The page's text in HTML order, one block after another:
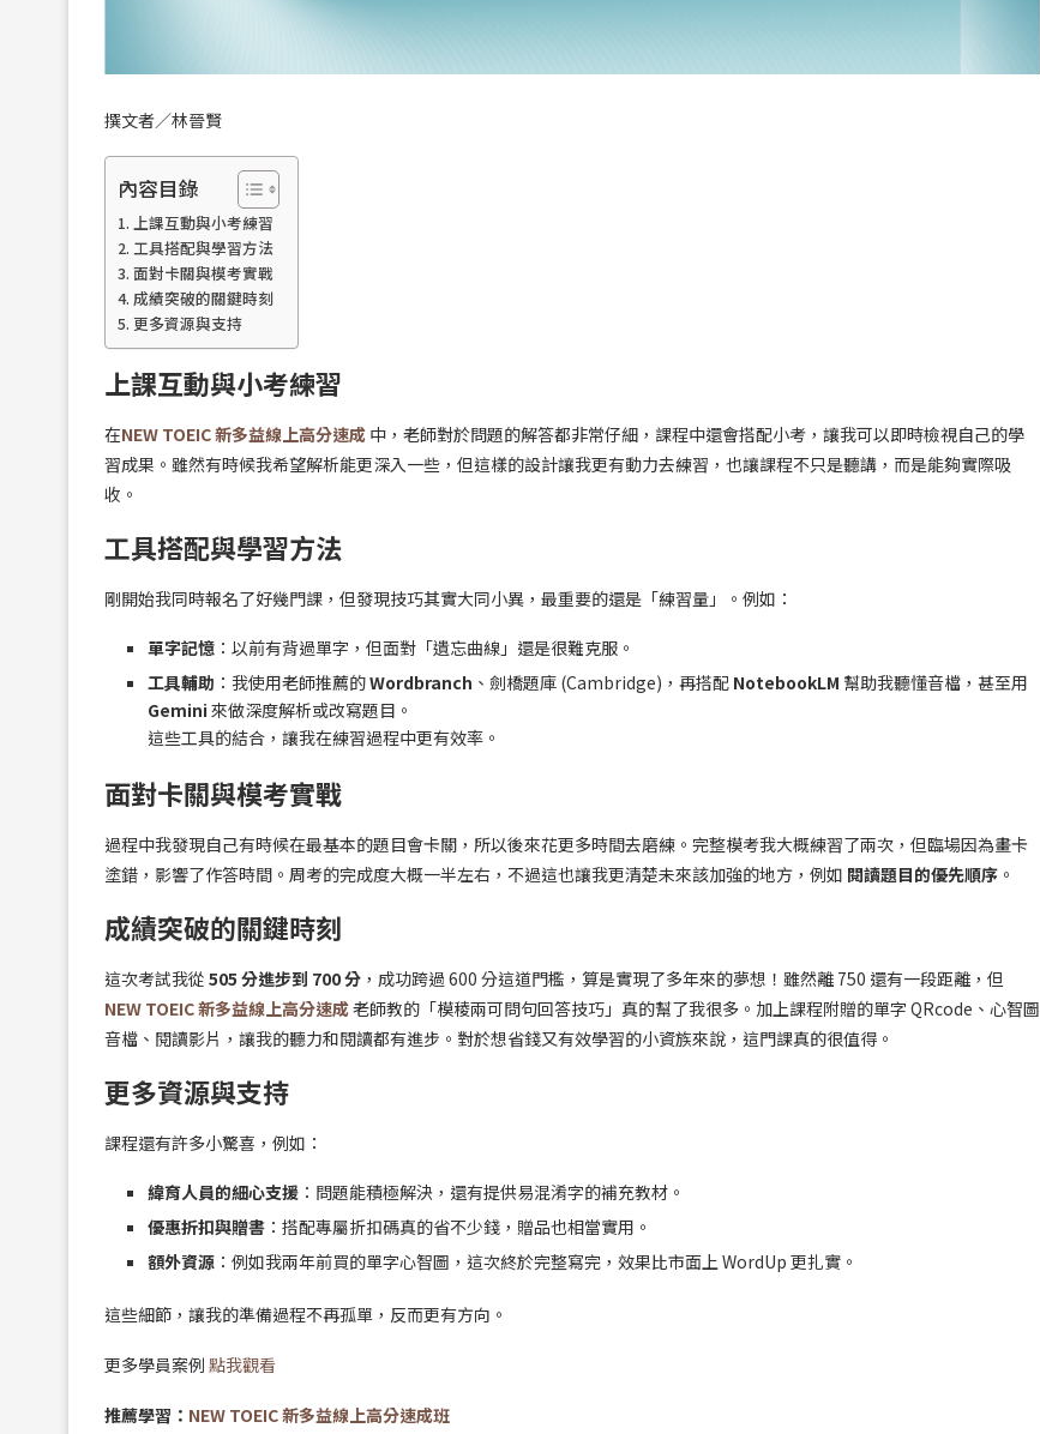
撰文者／林晉賢
內容目錄
上課互動與小考練習
工具搭配與學習方法
面對卡關與模考實戰
成績突破的關鍵時刻
更多資源與支持
上課互動與小考練習
在NEW TOEIC 新多益線上高分速成 中，老師對於問題的解答都非常仔細，課程中還會搭配小考，讓我可以即時檢視自己的學
習成果。雖然有時候我希望解析能更深入一些，但這樣的設計讓我更有動力去練習，也讓課程不只是聽講，而是能夠實際吸
收。
工具搭配與學習方法
剛開始我同時報名了好幾門課，但發現技巧其實大同小異，最重要的還是「練習量」。例如：
單字記憶 ：以前有背過單字，但面對「遺忘曲線」還是很難克服。
工具輔助 ：我使用老師推薦的Wordbranch 、劍橋題庫 (Cambridge)，再搭配 NotebookLM 幫助我聽懂音檔，甚至用
Gemini 來做深度解析或改寫題目。
這些工具的結合，讓我在練習過程中更有效率。
面對卡關與模考實戰
過程中我發現自己有時候在最基本的題目會卡關，所以後來花更多時間去磨練。完整模考我大概練習了兩次，但臨場因為畫卡
塗錯，影響了作答時間。周考的完成度大概一半左右，不過這也讓我更清楚未來該加強的地方，例如 閱讀題目的優先順序 。
成績突破的關鍵時刻
這次考試我從 505 分進步到 700 分 ，成功跨過 600 分這道門檻，算是實現了多年來的夢想！雖然離 750 還有一段距離，但
NEW TOEIC 新多益線上高分速成老師教的「模稜兩可問句回答技巧」真的幫了我很多。加上課程附贈的單字 QRcode、心智圖
音檔、閱讀影片，讓我的聽力和閱讀都有進步。對於想省錢又有效學習的小資族來說，這門課真的很值得。
更多資源與支持
課程還有許多小驚喜，例如：
緯育人員的細心支援 ：問題能積極解決，還有提供易混淆字的補充教材。
優惠折扣與贈書 ：搭配專屬折扣碼真的省不少錢，贈品也相當實用。
額外資源 ：例如我兩年前買的單字心智圖，這次終於完整寫完，效果比市面上 WordUp 更扎實。
這些細節，讓我的準備過程不再孤單，反而更有方向。
更多學員案例 點我觀看
推薦學習： NEW TOEIC 新多益線上高分速成班